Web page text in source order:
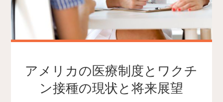
アメリカの医療制度とワクチ
ン接種の現状と将来展望